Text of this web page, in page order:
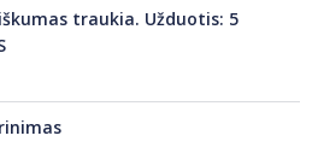
traukia. Užduotis: 5